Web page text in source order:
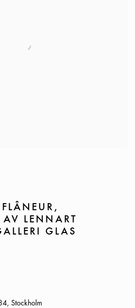
LENNART
GLAS
Stockholm